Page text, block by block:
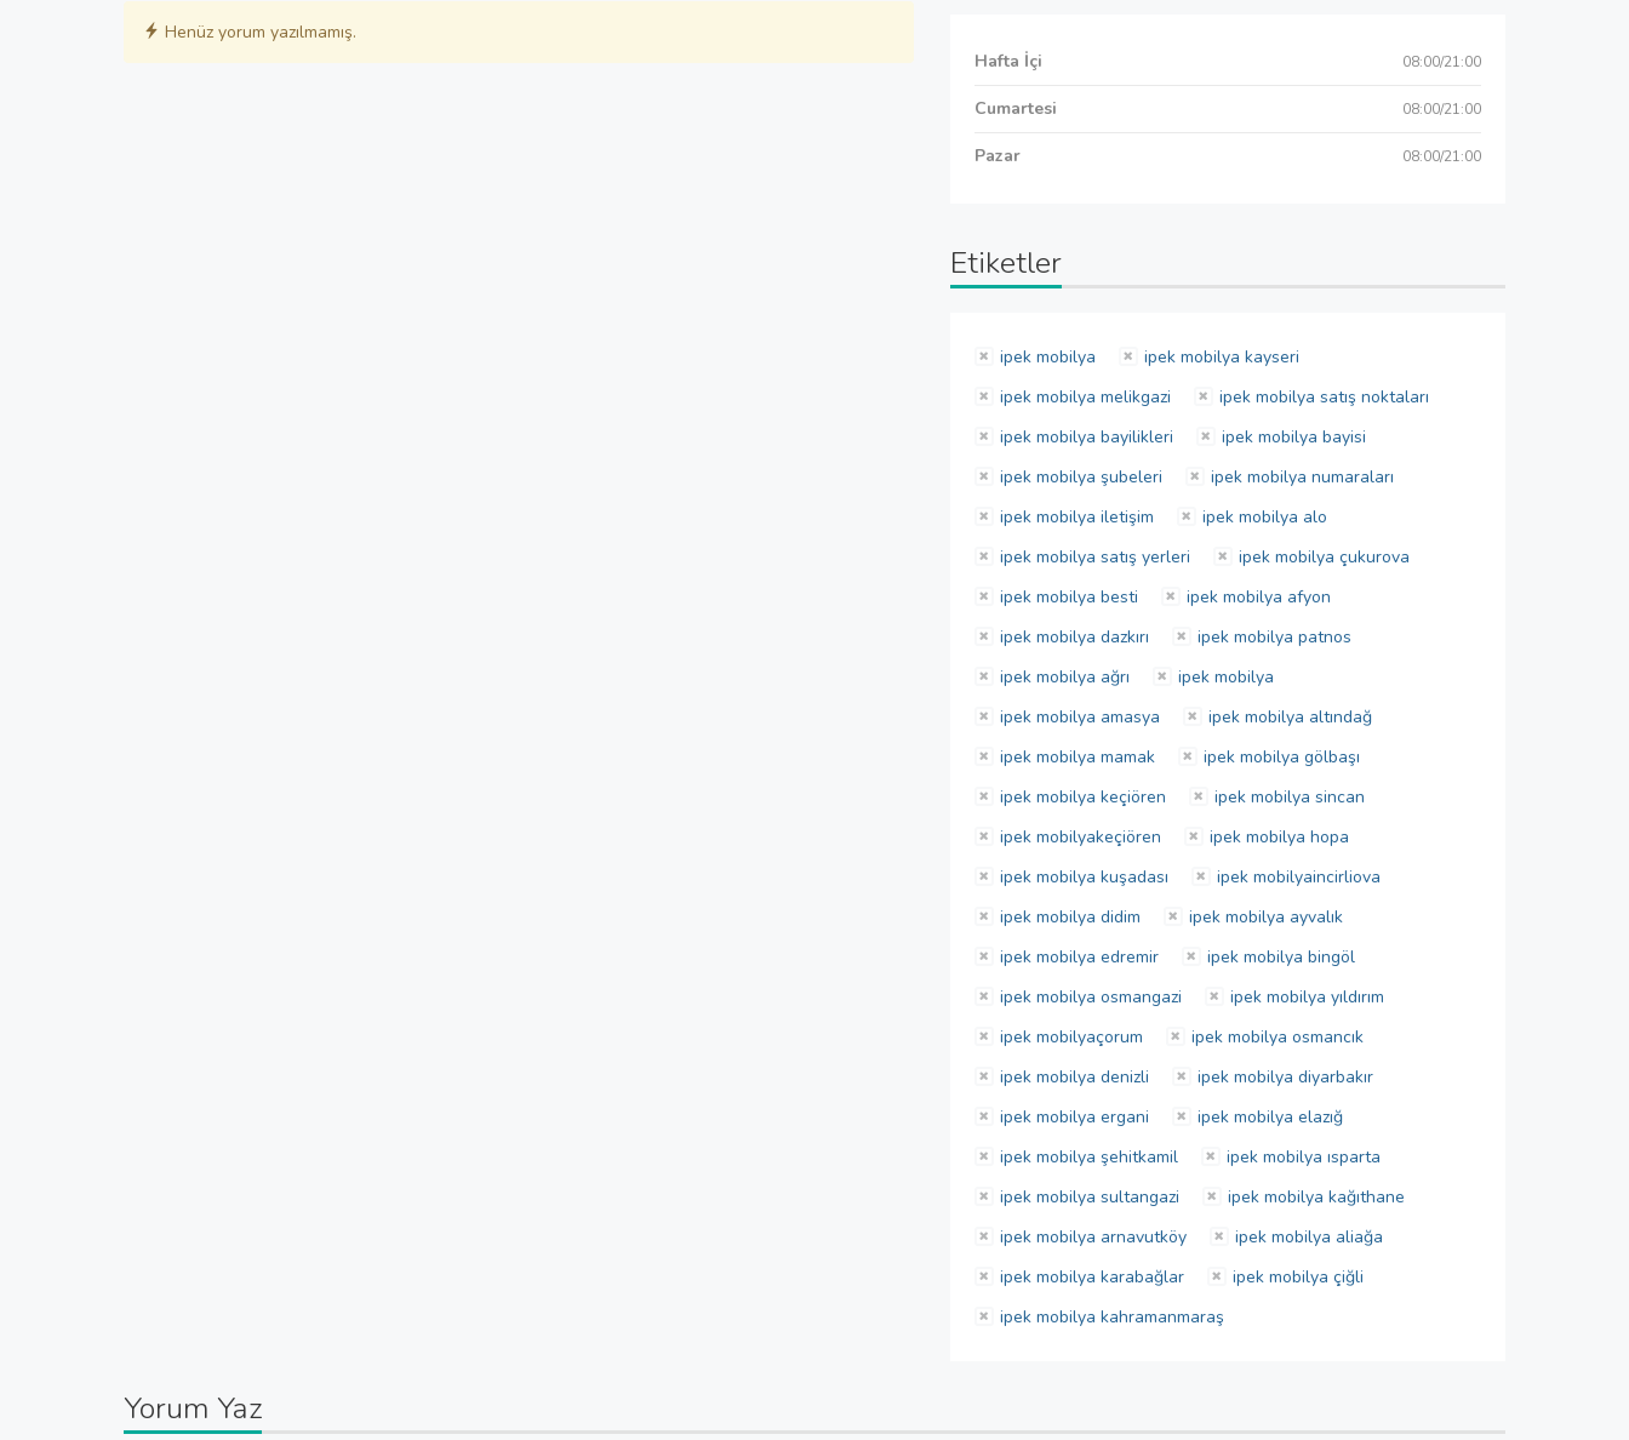
Henüz yorum yazılmamış.
Hafta İçi 08:00/21:00
Cumartesi 08:00/21:00
Pazar 08:00/21:00
Etiketler
ipek mobilya
ipek mobilya kayseri
ipek mobilya melikgazi
ipek mobilya satış noktaları
ipek mobilya bayilikleri
ipek mobilya bayisi
ipek mobilya şubeleri
ipek mobilya numaraları
ipek mobilya iletişim
ipek mobilya alo
ipek mobilya satış yerleri
ipek mobilya çukurova
ipek mobilya besti
ipek mobilya afyon
ipek mobilya dazkırı
ipek mobilya patnos
ipek mobilya ağrı
ipek mobilya
ipek mobilya amasya
ipek mobilya altındağ
ipek mobilya mamak
ipek mobilya gölbaşı
ipek mobilya keçiören
ipek mobilya sincan
ipek mobilyakeçiören
ipek mobilya hopa
ipek mobilya kuşadası
ipek mobilyaincirliova
ipek mobilya didim
ipek mobilya ayvalık
ipek mobilya edremir
ipek mobilya bingöl
ipek mobilya osmangazi
ipek mobilya yıldırım
ipek mobilyaçorum
ipek mobilya osmancık
ipek mobilya denizli
ipek mobilya diyarbakır
ipek mobilya ergani
ipek mobilya elazığ
ipek mobilya şehitkamil
ipek mobilya ısparta
ipek mobilya sultangazi
ipek mobilya kağıthane
ipek mobilya arnavutköy
ipek mobilya aliağa
ipek mobilya karabağlar
ipek mobilya çiğli
ipek mobilya kahramanmaraş
Yorum Yaz